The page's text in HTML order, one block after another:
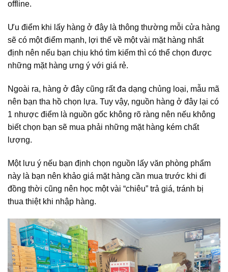
offline.
Ưu điểm khi lấy hàng ở đây là thông thường mỗi cửa hàng
sẽ có một điểm mạnh, lợi thế về một vài mặt hàng nhất
định nên nếu bạn chịu khó tìm kiếm thì có thể chọn được
những mặt hàng ưng ý với giá rẻ.
Ngoài ra, hàng ở đây cũng rất đa dạng chủng loại, mẫu mã
nên bạn tha hồ chọn lựa. Tuy vậy, nguồn hàng ở đây lại có
1 nhược điểm là nguồn gốc không rõ ràng nên nếu không
biết chọn bạn sẽ mua phải những mặt hàng kém chất
lượng.
Một lưu ý nếu bạn định chọn nguồn lấy văn phòng phẩm
này là bạn nên khảo giá mặt hàng cần mua trước khi đi
đồng thời cũng nên học một vài “chiêu” trả giá, tránh bị
thua thiệt khi nhập hàng.